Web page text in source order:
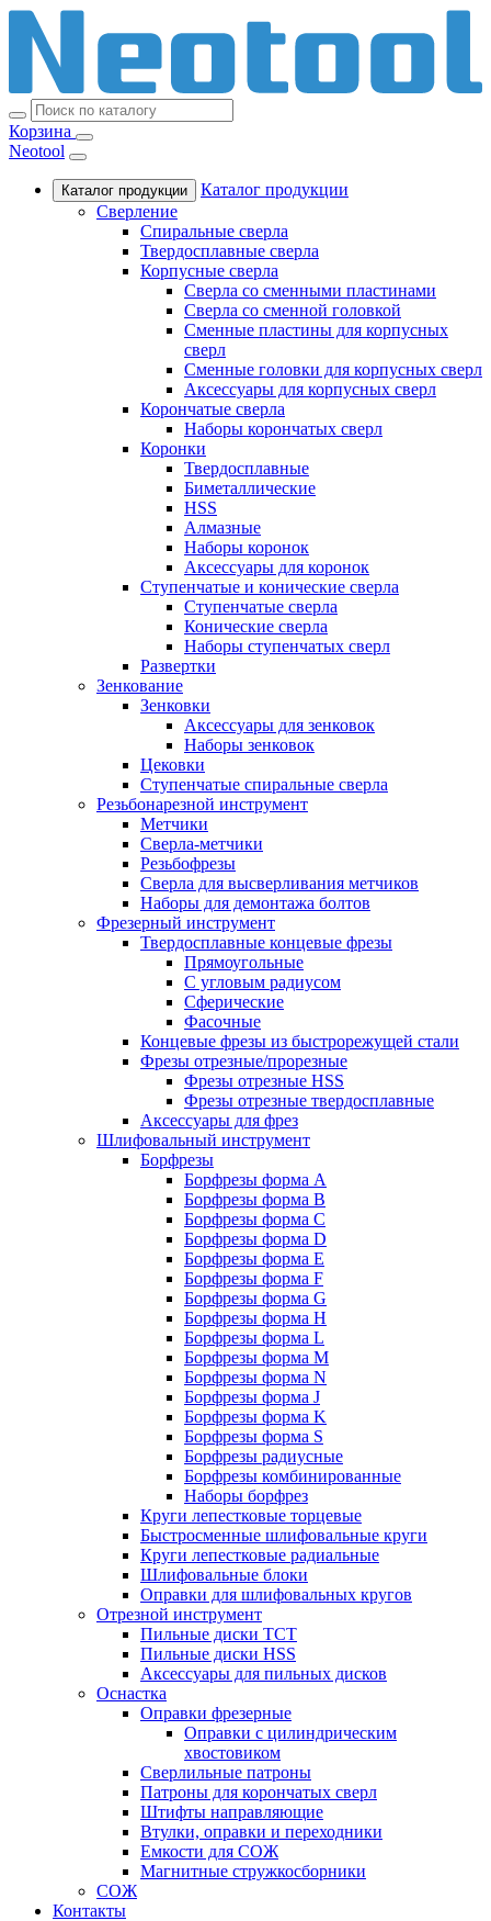
Корзина
Neotool
Каталог продукции
Каталог продукции
Сверление
Спиральные сверла
Твердосплавные сверла
Корпусные сверла
Сверла со сменными пластинами
Сверла со сменной головкой
Сменные пластины для корпусных
сверл
Сменные головки для корпусных сверл
Аксессуары для корпусных сверл
Корончатые сверла
Наборы корончатых сверл
Коронки
Твердосплавные
Биметаллические
HSS
Алмазные
Наборы коронок
Аксессуары для коронок
Ступенчатые и конические сверла
Ступенчатые сверла
Конические сверла
Наборы ступенчатых сверл
Развертки
Зенкование
Зенковки
Аксессуары для зенковок
Наборы зенковок
Цековки
Ступенчатые спиральные сверла
Резьбонарезной инструмент
Метчики
Сверла-метчики
Резьбофрезы
Сверла для высверливания метчиков
Наборы для демонтажа болтов
Фрезерный инструмент
Твердосплавные концевые фрезы
Прямоугольные
С угловым радиусом
Сферические
Фасочные
Концевые фрезы из быстрорежущей стали
Фрезы отрезные/прорезные
Фрезы отрезные HSS
Фрезы отрезные твердосплавные
Аксессуары для фрез
Шлифовальный инструмент
Борфрезы
Борфрезы форма A
Борфрезы форма B
Борфрезы форма C
Борфрезы форма D
Борфрезы форма E
Борфрезы форма F
Борфрезы форма G
Борфрезы форма H
Борфрезы форма L
Борфрезы форма M
Борфрезы форма N
Борфрезы форма J
Борфрезы форма K
Борфрезы форма S
Борфрезы радиусные
Борфрезы комбинированные
Наборы борфрез
Круги лепестковые торцевые
Быстросменные шлифовальные круги
Круги лепестковые радиальные
Шлифовальные блоки
Оправки для шлифовальных кругов
Отрезной инструмент
Пильные диски ТСТ
Пильные диски HSS
Аксессуары для пильных дисков
Оснастка
Оправки фрезерные
Оправки с цилиндрическим
хвостовиком
Сверлильные патроны
Патроны для корончатых сверл
Штифты направляющие
Втулки, оправки и переходники
Емкости для СОЖ
Магнитные стружкосборники
СОЖ
Контакты